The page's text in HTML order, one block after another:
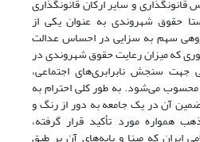
و سایر ارکان قانونگذاری
حقوق شهروندی به‌ عنوان یکی‌ از
سهم‌ به سزایی‌ در احساس عدالت‌
که‌ میزان رعایت‌ حقوق شهروندی در
جهت‌ سنجش‌ نابرابری‌های اجتماعی‌،
می‌‌شود. به‌ طور کلی‌ احترام به‌
آن در یک‌ جامعه‌ به‌ دور از رنگ‌ و
همواره مورد تأکید قرار گرفته،‌